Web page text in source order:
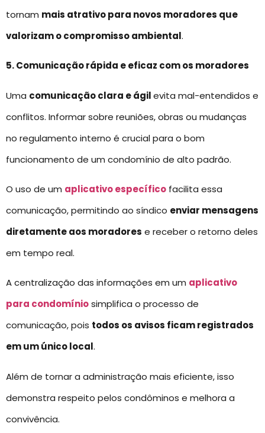
tornam mais atrativo para novos moradores que
valorizam o compromisso ambiental.
5. Comunicação rápida e eficaz com os moradores
Uma comunicação clara e ágilevita mal-entendidos e
conflitos. Informar sobre reuniões, obras ou mudanças
no regulamento interno é crucial para o bom
funcionamento de um condomínio de alto padrão.
O uso de um aplicativo específico facilita essa
comunicação, permitindo ao síndico enviar mensagens
diretamente aos moradores e receber o retorno deles
em tempo real.
A centralização das informações em um aplicativo
para condomíniosimplifica o processo de
comunicação, pois todos os avisos ficam registrados
em um único local.
Além de tornar a administração mais eficiente, isso
demonstra respeito pelos condôminos e melhora a
convivência.